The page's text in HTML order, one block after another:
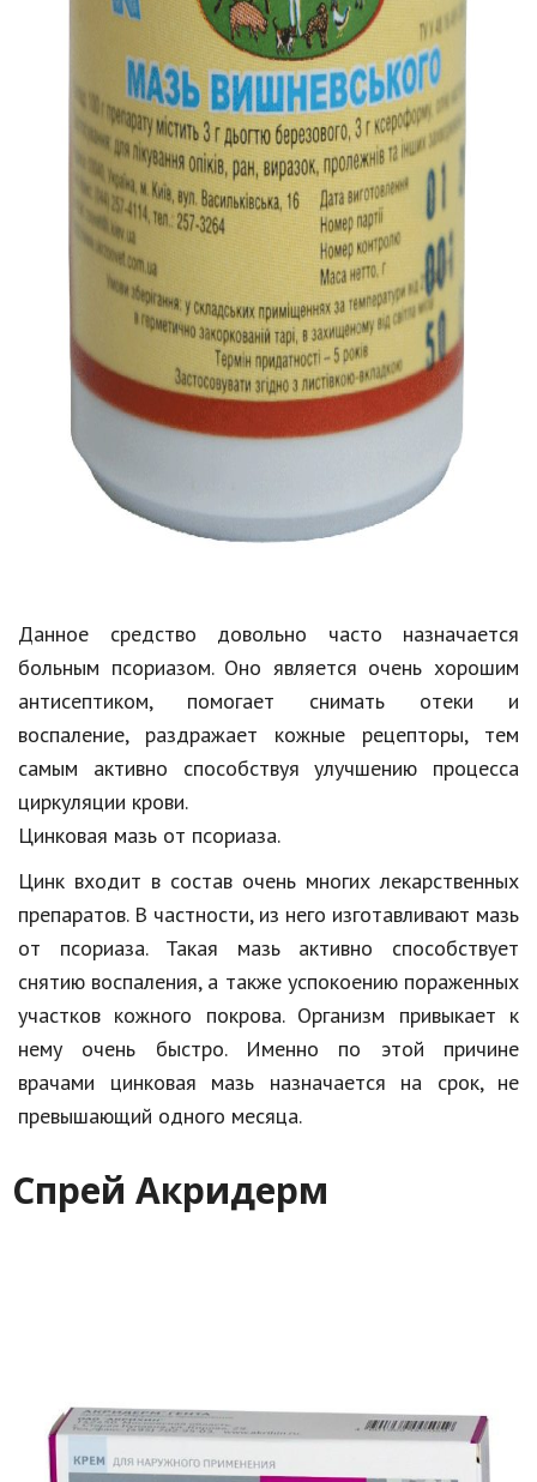
Данное средство довольно часто назначается
больным псориазом. Оно является очень хорошим
антисептиком, помогает снимать отеки и
воспаление, раздражает кожные рецепторы, тем
самым активно способствуя улучшению процесса
циркуляции крови.
Цинковая мазь от псориаза.
Цинк входит в состав очень многих лекарственных
препаратов. В частности, из него изготавливают мазь
от псориаза. Такая мазь активно способствует
снятию воспаления, а также успокоению пораженных
участков кожного покрова. Организм привыкает к
нему очень быстро. Именно по этой причине
врачами цинковая мазь назначается на срок, не
превышающий одного месяца.
Спрей Акридерм